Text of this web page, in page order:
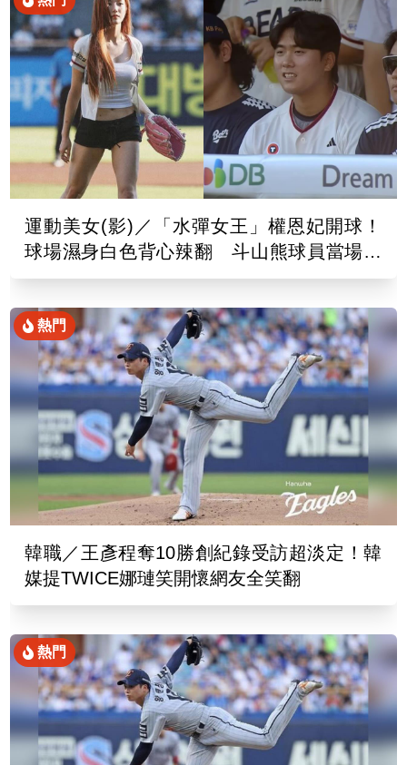
運動美女(影)／「水彈女王」權恩妃開球！
球場濕身白色背心辣翻 斗山熊球員當場看
傻
熱門
韓職／王彥程奪10勝創紀錄受訪超淡定！韓
媒提TWICE娜璉笑開懷網友全笑翻
熱門